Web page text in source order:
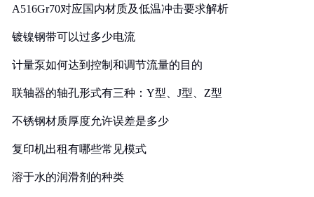
A516Gr70对应国内材质及低温冲击要求解析
镀镍钢带可以过多少电流
计量泵如何达到控制和调节流量的目的
联轴器的轴孔形式有三种：Y型、J型、Z型
不锈钢材质厚度允许误差是多少
复印机出租有哪些常见模式
溶于水的润滑剂的种类